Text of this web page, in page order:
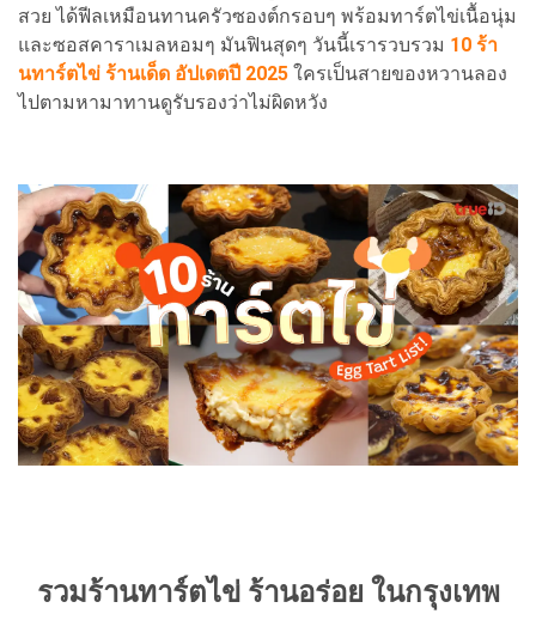
สวย ได้ฟีลเหมือนทานครัวซองต์กรอบๆ พร้อมทาร์ตไข่เนื้อนุ่ม
และซอสคาราเมลหอมๆ มันฟินสุดๆ วันนี้เรารวบรวม 10 ร้า
นทาร์ตไข่ ร้านเด็ด อัปเดตปี 2025 ใครเป็นสายของหวานลอง
ไปตามหามาทานดูรับรองว่าไม่ผิดหวัง
รวมร้านทาร์ตไข่ ร้านอร่อย ในกรุงเทพ